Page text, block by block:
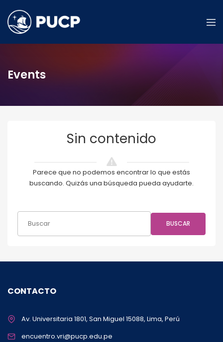
Events
Sin contenido
Parece que no podemos encontrar lo que estás
buscando. Quizás una búsqueda pueda ayudarte.
BUSCAR
CONTACTO
Av. Universitaria 1801, San Miguel 15088, Lima, Perú
encuentro.vri@pucp.edu.pe